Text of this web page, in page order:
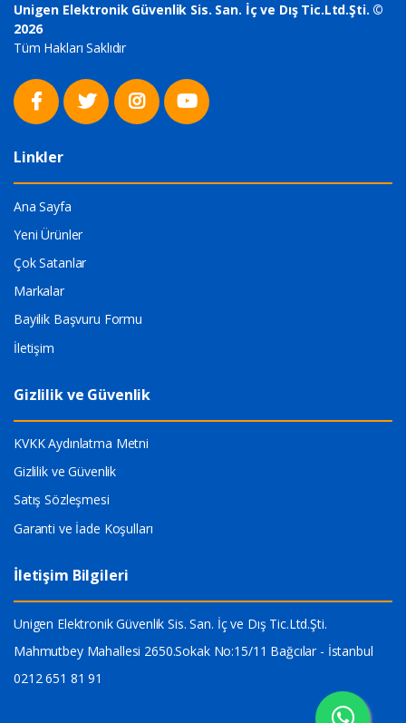
Unigen Elektronik Güvenlik Sis. San. İç ve Dış Tic.Ltd.Şti. ©
2026
Tüm Hakları Saklıdır
Linkler
Ana Sayfa
Yeni Ürünler
Çok Satanlar
Markalar
Bayilik Başvuru Formu
İletişim
Gizlilik ve Güvenlik
KVKK Aydınlatma Metni
Gizlilik ve Güvenlik
Satış Sözleşmesi
Garanti ve İade Koşulları
İletişim Bilgileri
Unigen Elektronik Güvenlik Sis. San. İç ve Dış Tic.Ltd.Şti.
Mahmutbey Mahallesi 2650.Sokak No:15/11 Bağcılar - İstanbul
0212 651 81 91